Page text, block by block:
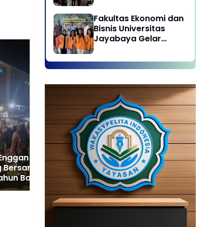
Baru
Kotatua
Hari Kedua PKL di Kejari
Jaksel, Siswa PPPJ Mulai
Aktif Tangani Berkas
Perkara
Global Career in
Jayabaya University
Fakultas Ekonomi dan
Bisnis Universitas
Jayabaya Gelar
Kampus